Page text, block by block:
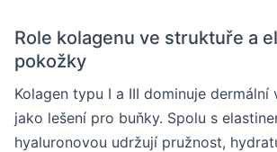
Role kolagenu ve struktuře a
pokožky
Kolagen typu I a III dominuje
jako lešení pro buňky. Spolu s
hyaluronovou udržují pružnost,